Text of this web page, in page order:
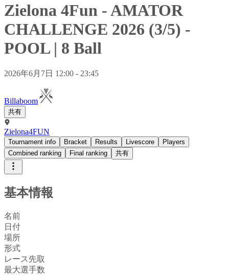
Zielona 4Fun - AMATOR
CHALLENGE 2026 (3/5) -
POOL| 8 Ball
2026年6月7日 12:00 - 23:45
Billaboom
共有
Zielona4FUN
Tournament info Bracket Results Livescore
Players
Combined ranking
Final ranking 共有
基本情報
名前
日付
場所
形式
レース先取
最大選手数